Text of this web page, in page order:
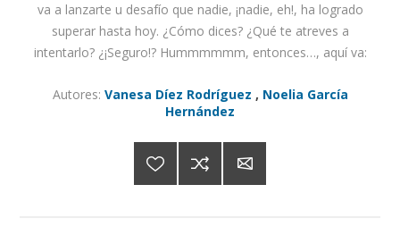
va a lanzarte u desafío que nadie, ¡nadie, eh!, ha logrado
superar hasta hoy. ¿Cómo dices? ¿Qué te atreves a
intentarlo? ¿¡Seguro!? Hummmmmm, entonces…, aquí va:
Autores: Vanesa Díez Rodríguez , Noelia García
Hernández